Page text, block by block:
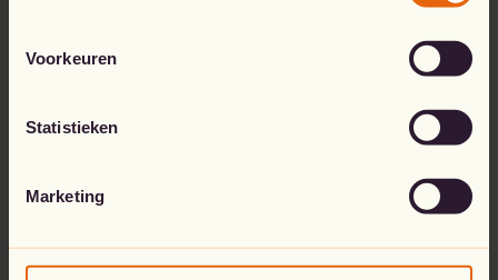
Voorkeuren
Statistieken
Marketing